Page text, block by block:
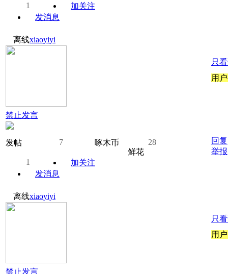
1
加关注
发消息
离线xiaoyiyi
禁止发言
发帖 7 啄木币
28
鲜花
1
加关注
发消息
只
用
回复
举报
离线xiaoyiyi
禁止发言
只
用